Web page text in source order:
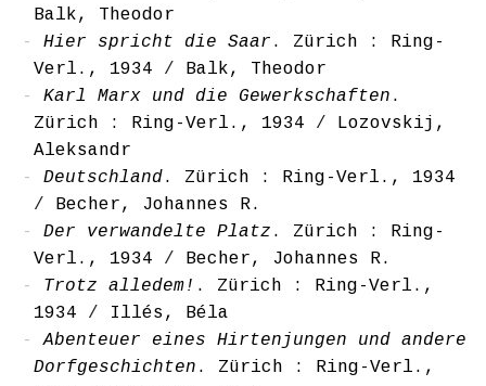
Balk, Theodor
Hier spricht die Saar . Zürich : Ring-
Verl., 1934 / Balk, Theodor
Karl Marx und die Gewerkschaften .
Zürich : Ring-Verl., 1934 / Lozovskij,
Aleksandr
Deutschland. Zürich : Ring-Verl., 1934
/ Becher, Johannes R.
Der verwandelte Platz . Zürich : Ring-
Verl., 1934 / Becher, Johannes R.
Trotz alledem! . Zürich : Ring-Verl.,
1934 /
Illés, Béla
Abenteuer eines Hirtenjungen und andere
Dorfgeschichten . Zürich : Ring-Verl.,